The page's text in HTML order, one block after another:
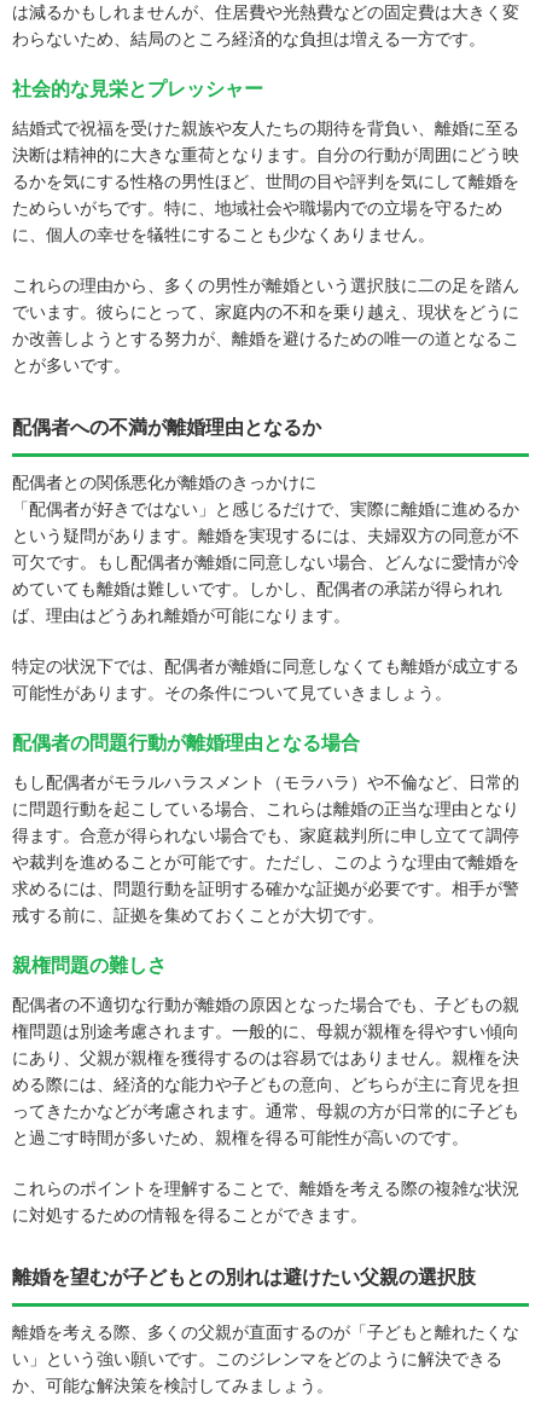
は減るかもしれませんが、住居費や光熱費などの固定費は大きく変
わらないため、結局のところ経済的な負担は増える一方です。
社会的な見栄とプレッシャー
結婚式で祝福を受けた親族や友人たちの期待を背負い、離婚に至る
決断は精神的に大きな重荷となります。自分の行動が周囲にどう映
るかを気にする性格の男性ほど、世間の目や評判を気にして離婚を
ためらいがちです。特に、地域社会や職場内での立場を守るため
に、個人の幸せを犠牲にすることも少なくありません。
これらの理由から、多くの男性が離婚という選択肢に二の足を踏ん
でいます。彼らにとって、家庭内の不和を乗り越え、現状をどうに
か改善しようとする努力が、離婚を避けるための唯一の道となるこ
とが多いです。
配偶者への不満が離婚理由となるか
配偶者との関係悪化が離婚のきっかけに
「配偶者が好きではない」と感じるだけで、実際に離婚に進めるか
という疑問があります。離婚を実現するには、夫婦双方の同意が不
可欠です。もし配偶者が離婚に同意しない場合、どんなに愛情が冷
めていても離婚は難しいです。しかし、配偶者の承諾が得られれ
ば、理由はどうあれ離婚が可能になります。
特定の状況下では、配偶者が離婚に同意しなくても離婚が成立する
可能性があります。その条件について見ていきましょう。
配偶者の問題行動が離婚理由となる場合
もし配偶者がモラルハラスメント（モラハラ）や不倫など、日常的
に問題行動を起こしている場合、これらは離婚の正当な理由となり
得ます。合意が得られない場合でも、家庭裁判所に申し立てて調停
や裁判を進めることが可能です。ただし、このような理由で離婚を
求めるには、問題行動を証明する確かな証拠が必要です。相手が警
戒する前に、証拠を集めておくことが大切です。
親権問題の難しさ
配偶者の不適切な行動が離婚の原因となった場合でも、子どもの親
権問題は別途考慮されます。一般的に、母親が親権を得やすい傾向
にあり、父親が親権を獲得するのは容易ではありません。親権を決
める際には、経済的な能力や子どもの意向、どちらが主に育児を担
ってきたかなどが考慮されます。通常、母親の方が日常的に子ども
と過ごす時間が多いため、親権を得る可能性が高いのです。
これらのポイントを理解することで、離婚を考える際の複雑な状況
に対処するための情報を得ることができます。
離婚を望むが子どもとの別れは避けたい父親の選択肢
離婚を考える際、多くの父親が直面するのが「子どもと離れたくな
い」という強い願いです。このジレンマをどのように解決できる
か、可能な解決策を検討してみましょう。